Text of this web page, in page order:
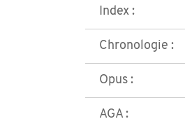
Index :
Chronologie :
Opus :
AGA :